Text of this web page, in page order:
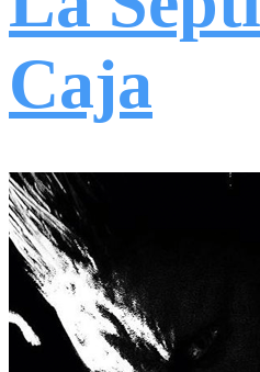
Caja